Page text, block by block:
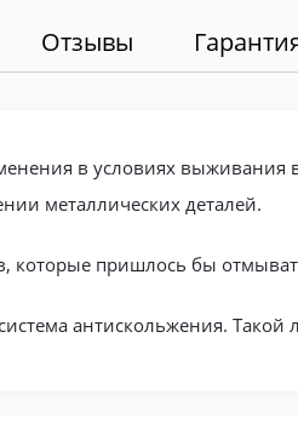
Отзывы
в условиях
металлических деталей.
которые пришлось бы
система антискольжения.